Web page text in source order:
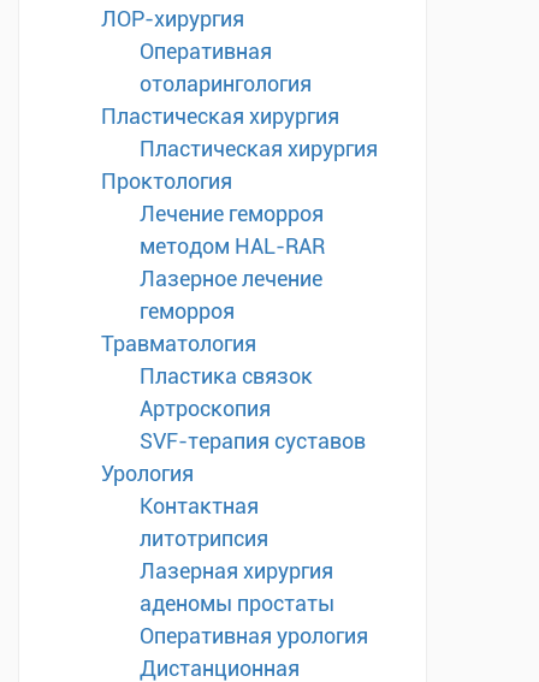
ЛОР-хирургия
Оперативная
отоларингология
Пластическая хирургия
Пластическая хирургия
Проктология
Лечение геморроя
методом HAL-RAR
Лазерное лечение
геморроя
Травматология
Пластика связок
Артроскопия
SVF-терапия суставов
Урология
Контактная
литотрипсия
Лазерная хирургия
аденомы простаты
Оперативная урология
Дистанционная